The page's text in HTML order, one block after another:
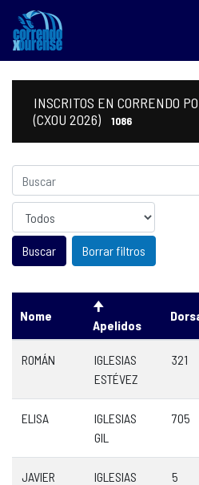
INSCRITOS EN CORRENDO
(CXOU 2026)
1086
Sexo
Borrar filtros
Nome
Apelidos
ROMÁN
IGLESIAS
ESTÉVEZ
321
ELISA
IGLESIAS
GIL
705
JAVIER
IGLESIAS
5